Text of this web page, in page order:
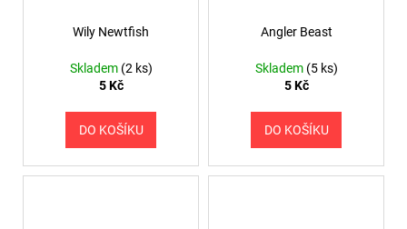
Wily Newtfish
Skladem (2 ks)
5 Kč
DO KOŠÍKU
Angler Beast
Skladem (5 ks)
5 Kč
DO KOŠÍKU